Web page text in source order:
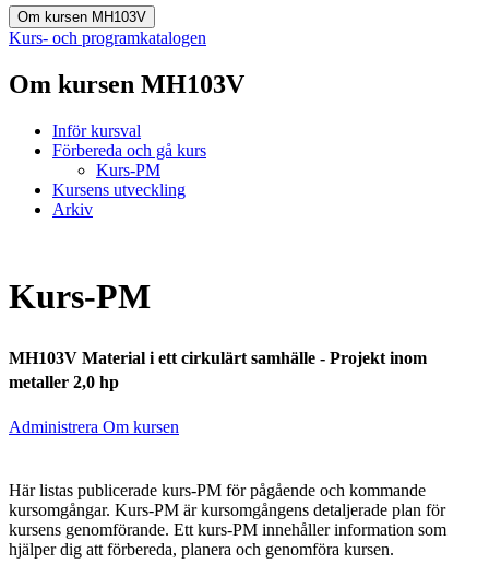
Om kursen MH103V
Kurs- och programkatalogen
Om kursen MH103V
Inför kursval
Förbereda och gå kurs
Kurs-PM
Kursens utveckling
Arkiv
Kurs-PM
MH103V Material i ett cirkulärt samhälle - Projekt inom
metaller 2,0 hp
Administrera Om kursen
Här listas publicerade kurs-PM för pågående och kommande
kursomgångar. Kurs-PM är kursomgångens detaljerade plan för
kursens genomförande. Ett kurs-PM innehåller information som
hjälper dig att förbereda, planera och genomföra kursen.